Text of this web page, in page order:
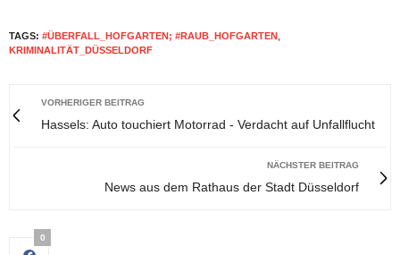
TAGS: #ÜBERFALL_HOFGARTEN; #RAUB_HOFGARTEN
KRIMINALITÄT_DÜSSELDORF
VORHERIGER BEITRAG
Hassels: Auto touchiert Motorrad - Verdacht auf Unfallflucht
NÄCHSTER BEITRAG
News aus dem Rathaus der Stadt Düsseldorf
0